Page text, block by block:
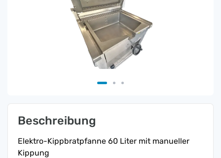
Beschreibung
Elektro-Kippbratpfanne 60 Liter mit manueller
Kippung